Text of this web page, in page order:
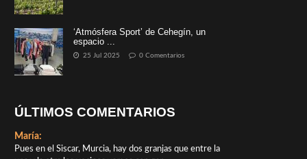
‘Atmósfera Sport’ de Cehegín, un
espacio ...
25 Jul 2025 0 Comentarios
ÚLTIMOS COMENTARIOS
María:
Pues en el Siscar, Murcia, hay dos granjas que entre la